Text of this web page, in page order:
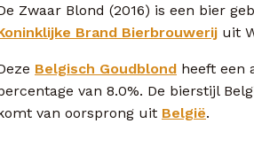
Zwaar Blond (2016) is een bier
Brand Bierbrouwerij uit
Belgisch Goudblond heeft een
van 8.0%. De bierstijl
van oorsprong uit België.